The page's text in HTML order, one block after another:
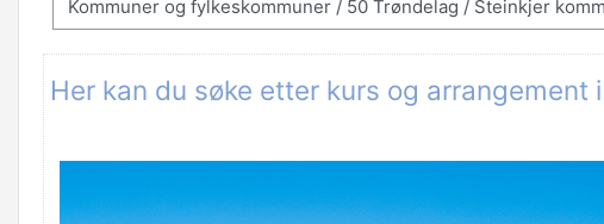
Her kan du søke etter kurs og arrangement